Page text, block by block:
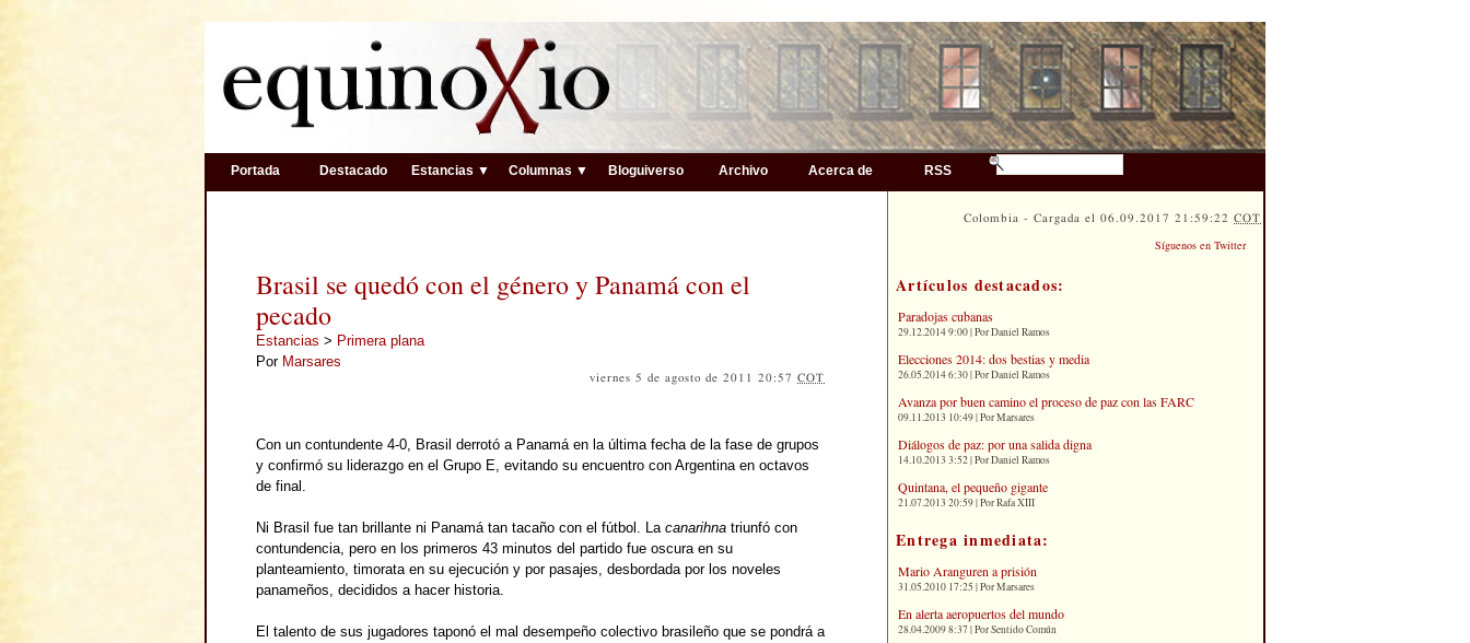
Portada Destacado Estancias ▼ Columnas ▼ Bloguiverso Archivo Acerca de RSS
Colombia - Cargada el 06.09.2017 21:59:22COT
Brasil se quedó con el género y Panamá con el
pecado
Estancias > Primera plana
Por Marsares
viernes 5 de agosto de 2011 20:57COT
Con un contundente 4-0, Brasil derrotó a Panamá en la última fecha de la fase de grupos
y confirmó su liderazgo en el Grupo E, evitando su encuentro con Argentina en octavos
de final.
Ni Brasil fue tan brillante ni Panamá tan tacaño con el fútbol. La canarihna triunfó con
contundencia, pero en los primeros 43 minutos del partido fue oscura en su
planteamiento, timorata en su ejecución y por pasajes, desbordada por los noveles
panameños, decididos a hacer historia.
El talento de sus jugadores taponó el mal desempeño colectivo brasileño que se pondrá a
Síguenos en Twitter
Artículos destacados:
Paradojas cubanas
29.12.2014 9:00 | Por Daniel Ramos
Elecciones 2014: dos bestias y media
26.05.2014 6:30 | Por Daniel Ramos
Avanza por buen camino el proceso de paz con las FARC
09.11.2013 10:49 | Por Marsares
Diálogos de paz: por una salida digna
14.10.2013 3:52 | Por Daniel Ramos
Quintana, el pequeño gigante
21.07.2013 20:59 | Por Rafa XIII
Entrega inmediata:
Mario Aranguren a prisión
31.05.2010 17:25 | Por Marsares
En alerta aeropuertos del mundo
28.04.2009 8:37 | Por Sentido Común